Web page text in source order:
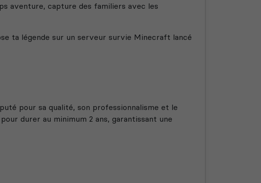
aventure, capture des familiers avec les
ta légende sur un serveur survie Minecraft lancé
pour sa qualité, son professionnalisme et le
durer au minimum 2 ans, garantissant une